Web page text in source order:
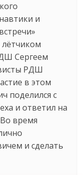
и
лётчиком
Сергеем
РДШ
в этом
поделился с
и ответил на
время
и сделать